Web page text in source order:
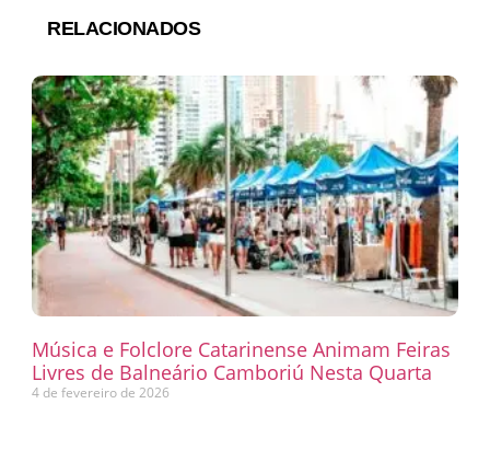
RELACIONADOS
Música e Folclore Catarinense Animam Feiras
Livres de Balneário Camboriú Nesta Quarta
4 de fevereiro de 2026